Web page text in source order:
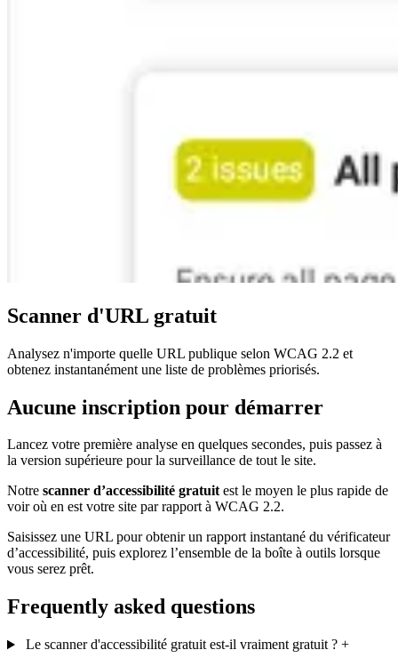
Scanner d'URL gratuit
Analysez n'importe quelle URL publique selon WCAG 2.2 et
obtenez instantanément une liste de problèmes priorisés.
Aucune inscription pour démarrer
Lancez votre première analyse en quelques secondes, puis passez à
la version supérieure pour la surveillance de tout le site.
Notre scanner d’accessibilité gratuitest le moyen le plus rapide de
voir où en est votre site par rapport à WCAG 2.2.
Saisissez une URL pour obtenir un rapport instantané du vérificateur
d’accessibilité, puis explorez l’ensemble de la boîte à outils lorsque
vous serez prêt.
Frequently asked questions
Le scanner d'accessibilité gratuit est-il vraiment gratuit ? +